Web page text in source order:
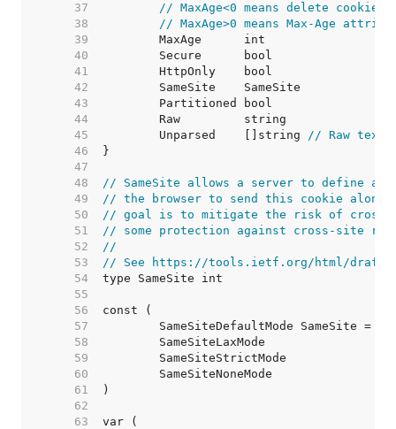
    37
// MaxAge<0 means delete
    38
// MaxAge>0 means Max-Age
    39
    40
    41
    42
    43
    44
    45
	Unparsed    []string
// Raw text
    46
    47
    48
// SameSite allows a server to define a
    49
// the browser to send this cookie along
    50
// goal is to mitigate the risk of cross-
    51
// some protection against cross-site
    52
//
    53
// See https://tools.ietf.org/html/draft-
    54
    55
    56
    57
    58
    59
    60
    61
    62
    63